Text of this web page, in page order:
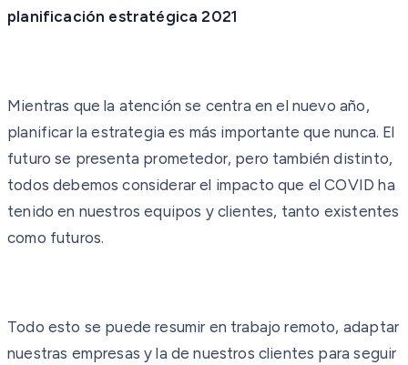
planificación estratégica 2021
Mientras que la atención se centra en el nuevo año,
planificar la estrategia es más importante que nunca. El
futuro se presenta prometedor, pero también distinto,
todos debemos considerar el impacto que el COVID ha
tenido en nuestros equipos y clientes, tanto existentes
como futuros.
Todo esto se puede resumir en trabajo remoto, adaptar
nuestras empresas y la de nuestros clientes para seguir